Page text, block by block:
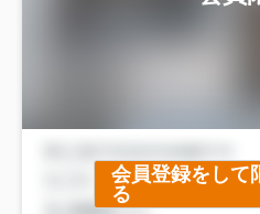
会員登録をして
る